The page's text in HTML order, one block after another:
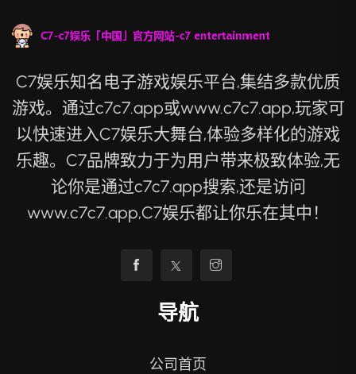
C7娱乐知名电子游戏娱乐平台,集结多款优质
游戏。通过c7c7.app或www.c7c7.app,玩家可
以快速进入C7娱乐大舞台,体验多样化的游戏
乐趣。C7品牌致力于为用户带来极致体验,无
论你是通过c7c7.app搜索,还是访问
www.c7c7.app,C7娱乐都让你乐在其中！
导航
公司首页